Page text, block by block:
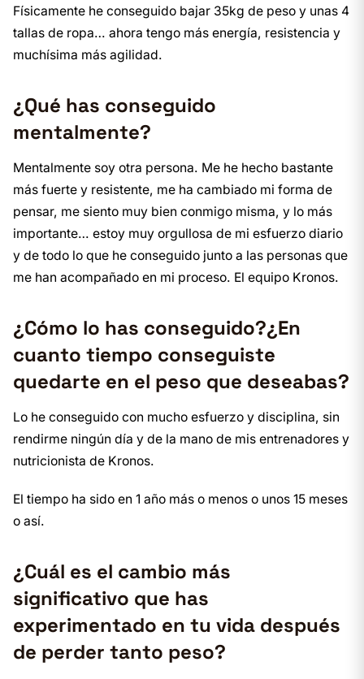
Físicamente he conseguido bajar 35kg de peso y unas 4
tallas de ropa… ahora tengo más energía, resistencia y
muchísima más agilidad.
¿Qué has conseguido
mentalmente?
Mentalmente soy otra persona. Me he hecho bastante
más fuerte y resistente, me ha cambiado mi forma de
pensar, me siento muy bien conmigo misma, y lo más
importante… estoy muy orgullosa de mi esfuerzo diario
y de todo lo que he conseguido junto a las personas que
me han acompañado en mi proceso. El equipo Kronos.
¿Cómo lo has conseguido?¿En
cuanto tiempo conseguiste
quedarte en el peso que deseabas?
Lo he conseguido con mucho esfuerzo y disciplina, sin
rendirme ningún día y de la mano de mis entrenadores y
nutricionista de Kronos.
El tiempo ha sido en 1 año más o menos o unos 15 meses
o así.
¿Cuál es el cambio más
significativo que has
experimentado en tu vida después
de perder tanto peso?